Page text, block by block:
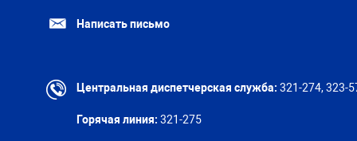
Написать письмо
Центральная диспетчерская служба: 321-274, 323-
Горячая линия: 321-275